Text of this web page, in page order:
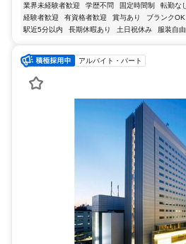
業界未経験者歓迎 学歴不問 固定時間制 転勤なし
経験者歓迎
有資格者歓迎 賞与あり ブランクOK
駅近5分以内
長期休暇あり 土日祝休み 服装自由
アルバイト・パート